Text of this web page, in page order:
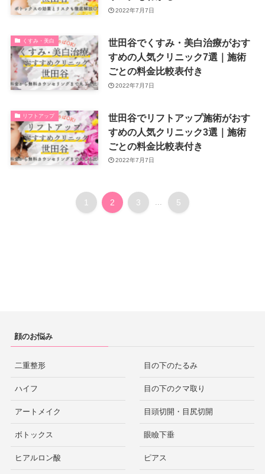
2022年7月7日
くすみ・美白
世田谷でくすみ・美白治療がおす
すめの人気クリニック7選｜施術
ごとの料金比較表付き
2022年7月7日
リフトアップ
世田谷でリフトアップ施術がおす
すめの人気クリニック3選｜施術
ごとの料金比較表付き
2022年7月7日
1 2 3 ... 5
顔のお悩み
二重整形
ハイフ
アートメイク
ボトックス
ヒアルロン酸
目の下のたるみ
目の下のクマ取り
目頭切開・目尻切開
眼瞼下垂
ピアス